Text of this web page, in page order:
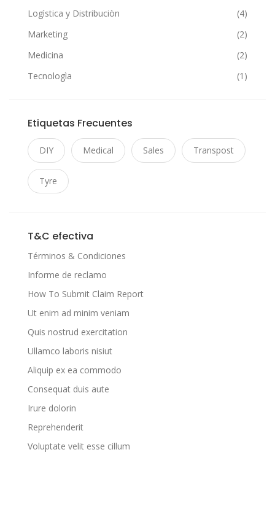
Logìstica y Distribuciòn
(4)
Marketing
(2)
Medicina
(2)
Tecnologìa
(1)
Etiquetas Frecuentes
DIY Medical Sales Transpost
Tyre
T&C efectiva
Términos & Condiciones
Informe de reclamo
How To Submit Claim Report
Ut enim ad minim veniam
Quis nostrud exercitation
Ullamco laboris nisiut
Aliquip ex ea commodo
Consequat duis aute
Irure dolorin
Reprehenderit
Voluptate velit esse cillum